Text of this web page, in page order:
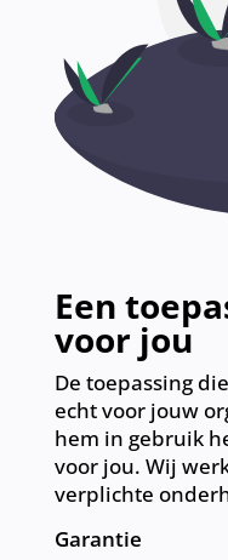
Een
voor jou
De toepassing
echt voor jouw
hem in gebruik
voor jou. Wij
verplichte
Garantie